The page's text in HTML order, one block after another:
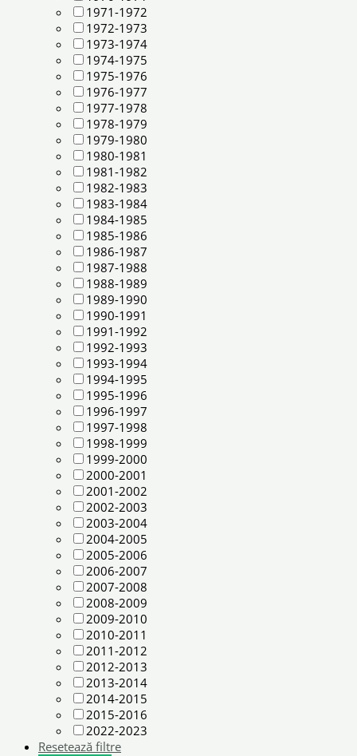
1971-1972
1972-1973
1973-1974
1974-1975
1975-1976
1976-1977
1977-1978
1978-1979
1979-1980
1980-1981
1981-1982
1982-1983
1983-1984
1984-1985
1985-1986
1986-1987
1987-1988
1988-1989
1989-1990
1990-1991
1991-1992
1992-1993
1993-1994
1994-1995
1995-1996
1996-1997
1997-1998
1998-1999
1999-2000
2000-2001
2001-2002
2002-2003
2003-2004
2004-2005
2005-2006
2006-2007
2007-2008
2008-2009
2009-2010
2010-2011
2011-2012
2012-2013
2013-2014
2014-2015
2015-2016
2022-2023
Resetează filtre